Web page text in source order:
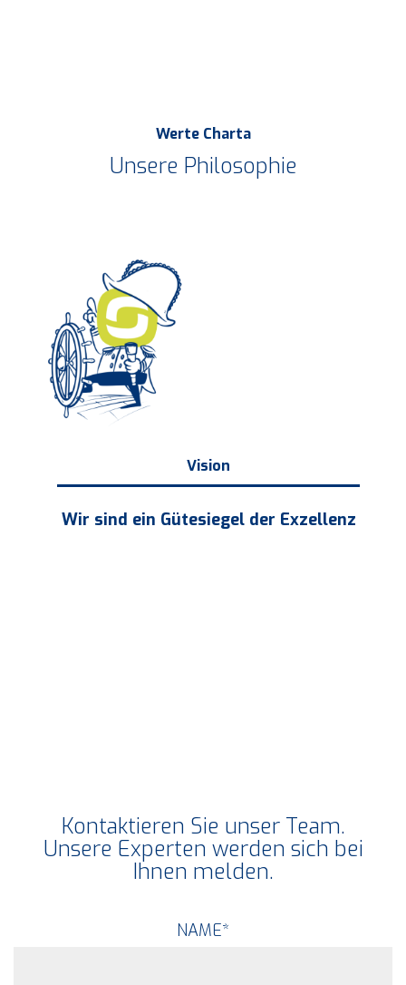
Werte Charta
Unsere Philosophie
Vision
Wir sind ein Gütesiegel der Exzellenz
Kontaktieren Sie unser Team.
Unsere Experten werden sich bei
Ihnen melden.
NAME*